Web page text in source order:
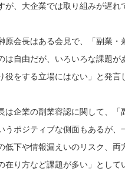
が、大企業では取り組みが遅れ
原会長はある会見で、「副業・
は自由だが、いろいろな課題が
役をする立場にはない」と発言
は企業の副業容認に関して、「
うポジティブな側面もあるが、
低下や情報漏えいのリスク、両
在り方など課題が多い」として